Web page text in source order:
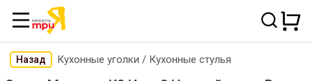
Назад Кухонные уголки / Кухонные стулья